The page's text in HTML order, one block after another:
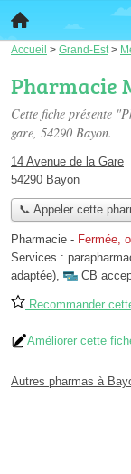
Accueil > Grand-Est >
Pharmacie
Cette fiche présente
gare, 54290 Bayon.
14 Avenue de la Gare
54290 Bayon
📞 Appeler cette
Pharmacie - Fermée,
Services :
adaptée), CB
Recommander
Améliorer cette
Autres pharmas à